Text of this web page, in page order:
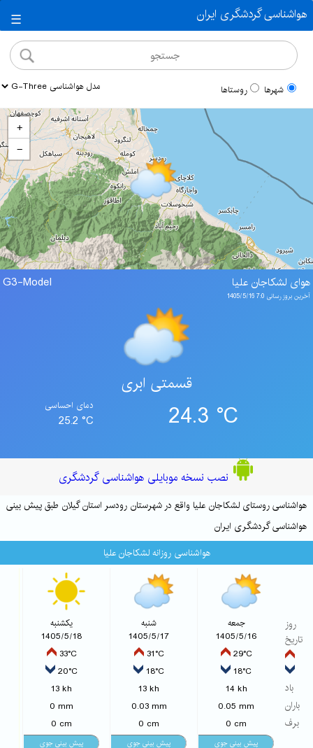
هواشناسی گردشگری ایران ☰
شهرها روستاها
+
−
هوای لشکاجان علیا G3-Model
آخرین بروز رسانی 7:0 1405/5/16
قسمتی ابری
24.3 °C دمای احساسی
25.2 °C
نصب نسخه موبایلی هواشناسی گردشگری
هواشناسی روستای لشکاجان علیا واقع در شهرستان رودسر استان گیلان طبق پیش بینی
هواشناسی گردشگری ایران
هواشناسی روزانه لشکاجان علیا
روز
تاریخ
باد
باران
برف
جمعه
1405/5/16
29°C
18°C
14 kh
0.05 mm
0 cm
شنبه
1405/5/17
31°C
18°C
13 kh
0.03 mm
0 cm
یکشنبه
1405/5/18
33°C
20°C
13 kh
0 mm
0 cm